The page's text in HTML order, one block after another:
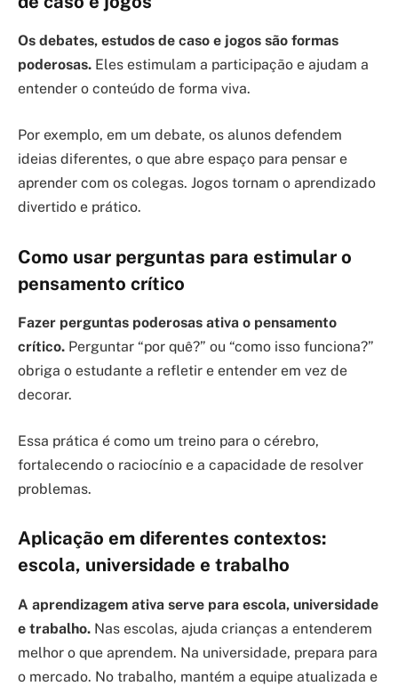
Os debates, estudos de caso e jogos são formas
poderosas. Eles estimulam a participação e ajudam a
entender o conteúdo de forma viva.
Por exemplo, em um debate, os alunos defendem
ideias diferentes, o que abre espaço para pensar e
aprender com os colegas. Jogos tornam o aprendizado
divertido e prático.
Como usar perguntas para estimular o
pensamento crítico
Fazer perguntas poderosas ativa o pensamento
crítico. Perguntar “por quê?” ou “como isso funciona?”
obriga o estudante a refletir e entender em vez de
decorar.
Essa prática é como um treino para o cérebro,
fortalecendo o raciocínio e a capacidade de resolver
problemas.
Aplicação em diferentes contextos:
escola, universidade e trabalho
A aprendizagem ativa serve para escola, universidade
e trabalho. Nas escolas, ajuda crianças a entenderem
melhor o que aprendem. Na universidade, prepara para
o mercado. No trabalho, mantém a equipe atualizada e